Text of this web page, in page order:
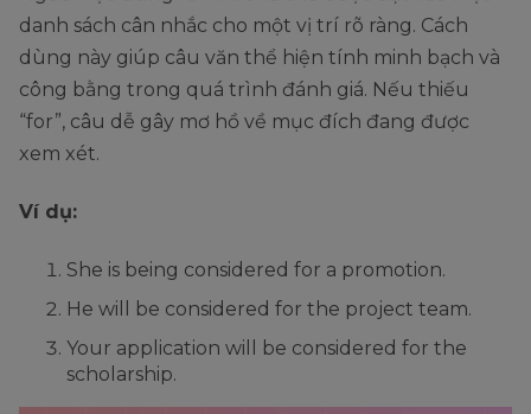
danh sách cân nhắc cho một vị trí rõ ràng. Cách
dùng này giúp câu văn thể hiện tính minh bạch và
công bằng trong quá trình đánh giá. Nếu thiếu
“for”, câu dễ gây mơ hồ về mục đích đang được
xem xét.
Ví dụ:
She is being considered for a promotion.
He will be considered for the project team.
Your application will be considered for the
scholarship.